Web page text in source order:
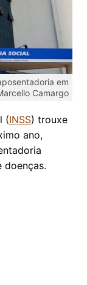
em
Camargo
(INSS) trouxe
ano,
doenças.